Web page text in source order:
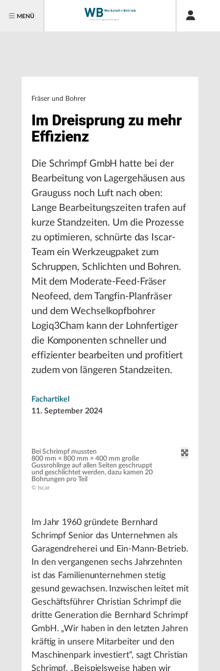
MENÜ
Fräser und Bohrer
Im Dreisprung zu mehr
Effizienz
Die Schrimpf GmbH hatte bei der
Bearbeitung von Lagergehäusen aus
Grauguss noch Luft nach oben:
Lange Bearbeitungszeiten trafen auf
kurze Standzeiten. Um die Prozesse
zu optimieren, schnürte das Iscar-
Team ein Werkzeugpaket zum
Schruppen, Schlichten und Bohren.
Mit dem Moderate-Feed-Fräser
Neofeed, dem Tangfin-Planfräser
und dem Wechselkopfbohrer
Logiq3Cham kann der Lohnfertiger
die Komponenten schneller und
effizienter bearbeiten und profitiert
zudem von längeren Standzeiten.
Fachartikel
11. September 2024
Bei Schrimpf mussten
800 mm × 800 mm × 400 mm große
Gussrohlinge auf allen Seiten geschruppt
und geschlichtet werden, dazu kamen 20
Bohrungen pro Teil
© Iscar
Im Jahr 1960 gründete Bernhard
Schrimpf Senior das Unternehmen als
Garagendreherei und Ein-Mann-Betrieb.
In den vergangenen sechs Jahrzehnten
ist das Familienunternehmen stetig
gesund gewachsen. Inzwischen leitet mit
Geschäftsführer Christian Schrimpf die
dritte Generation die Bernhard Schrimpf
GmbH. „Wir haben in den letzten Jahren
kräftig in unsere Mitarbeiter und den
Maschinenpark investiert“, sagt Christian
Schrimpf. „Beispielsweise haben wir